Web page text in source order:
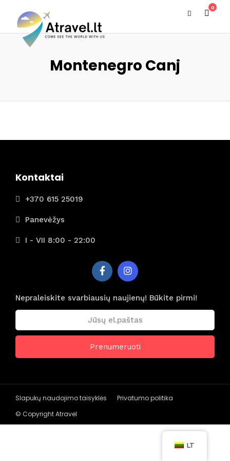
0
Montenegro Canj
Kontaktai
+370 615 25019
Panevėžys
I - VII 8:00 - 22:00
Nepraleiskite svarbiausių naujienų! Būkite pirmi!
Slapukų naudojimo taisyklės
Privatumo politika
© Copyright Atravel
LT